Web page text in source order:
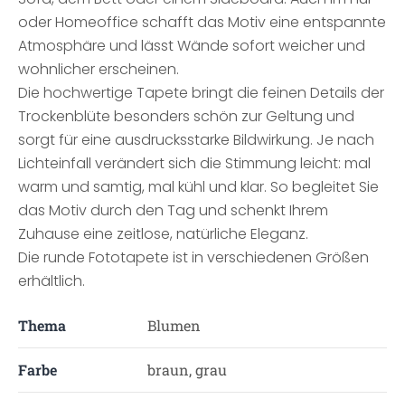
oder Homeoffice schafft das Motiv eine entspannte
Atmosphäre und lässt Wände sofort weicher und
wohnlicher erscheinen.
Die hochwertige Tapete bringt die feinen Details der
Trockenblüte besonders schön zur Geltung und
sorgt für eine ausdrucksstarke Bildwirkung. Je nach
Lichteinfall verändert sich die Stimmung leicht: mal
warm und samtig, mal kühl und klar. So begleitet Sie
das Motiv durch den Tag und schenkt Ihrem
Zuhause eine zeitlose, natürliche Eleganz.
Die runde Fototapete ist in verschiedenen Größen
erhältlich.
Thema Blumen
Farbe braun, grau